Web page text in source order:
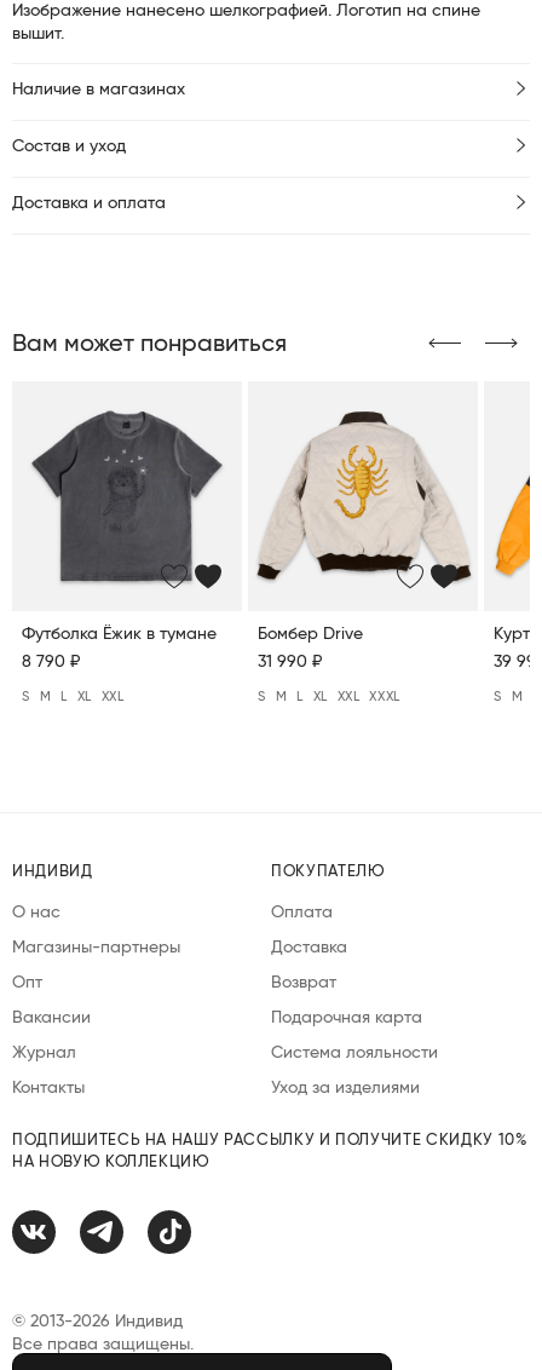
Изображение нанесено шелкографией. Логотип на спине
вышит.
Наличие в магазинах
Состав и уход
Доставка и оплата
Вам может понравиться
Футболка Ёжик в тумане
8 790 ₽
S M XL XXL
Бомбер Drive
31 990 ₽
S M XL XXL XXXL
39
S M
ИНДИВИД
О нас
Магазины-партнеры
Опт
Вакансии
Журнал
Контакты
ПОКУПАТЕЛЮ
Оплата
Доставка
Возврат
Подарочная карта
Система лояльности
Уход за изделиями
ПОДПИШИТЕСЬ НА НАШУ РАССЫЛКУ И ПОЛУЧИТЕ СКИДКУ 10%
НА НОВУЮ КОЛЛЕКЦИЮ
© 2013-2026 Индивид
Все права защищены.